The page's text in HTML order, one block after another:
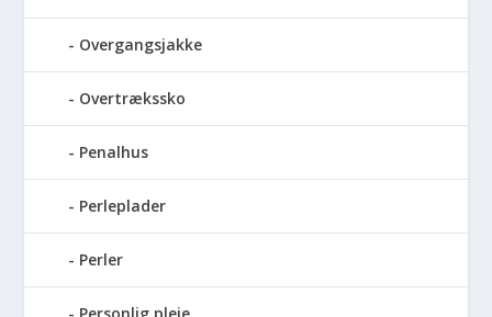
Overgangsjakke
Overtrækssko
Penalhus
Perleplader
Perler
Personlig pleje